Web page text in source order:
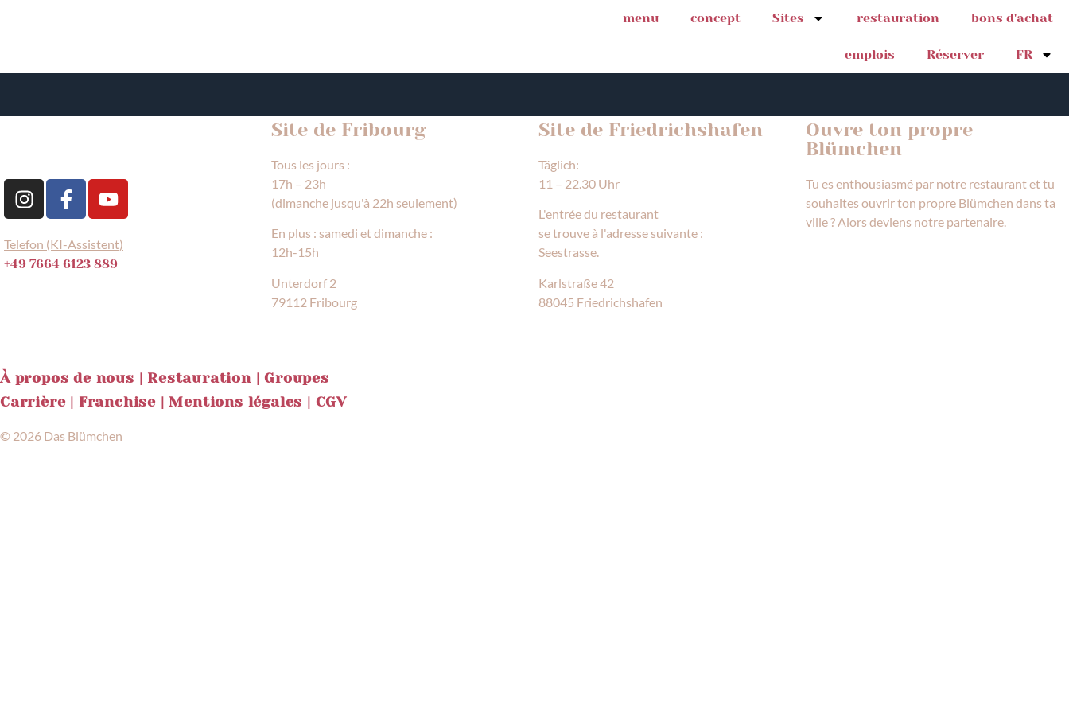
menu concept Sites restauration bons d'achat
emplois Réserver FR
Telefon (KI-Assistent)
+49 7664 6123 889
Site de Fribourg
Tous les jours :
17h – 23h
(dimanche jusqu'à 22h seulement)
En plus : samedi et dimanche :
12h-15h
Unterdorf 2
79112 Fribourg
Site de Friedrichshafen
Täglich:
11 – 22.30 Uhr
L'entrée du restaurant
se trouve à l'adresse suivante :
Seestrasse.
Karlstraße 42
88045 Friedrichshafen
Ouvre ton propre
Blümchen
Tu es enthousiasmé par notre restaurant et tu
souhaites ouvrir ton propre Blümchen dans ta
ville ? Alors deviens notre partenaire.
À propos de nous | Restauration | Groupes
Carrière | Franchise | Mentions légales | CGV
© 2026 Das Blümchen